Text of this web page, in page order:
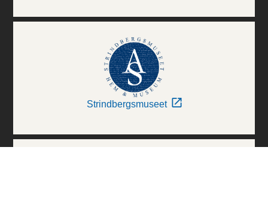
Strindbergsmuseet